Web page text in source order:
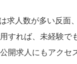
求人数が多い反面
すれば、未経験で
開求人にもアクセ